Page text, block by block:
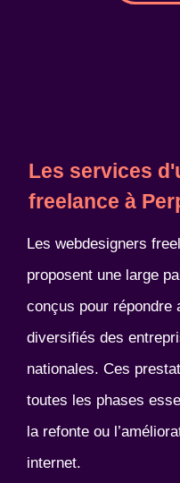
Les services
freelance à
Les webdesigners
proposent une large
conçus pour répondre
diversifiés des
nationales. Ces
toutes les phases
la refonte ou
internet.